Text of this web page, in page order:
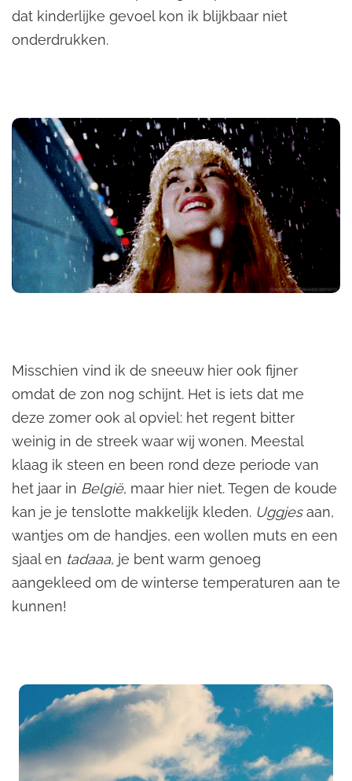
dat kinderlijke gevoel kon ik blijkbaar niet
onderdrukken.
Misschien vind ik de sneeuw hier ook fijner
omdat de zon nog schijnt. Het is iets dat me
deze zomer ook al opviel: het regent bitter
weinig in de streek waar wij wonen. Meestal
klaag ik steen en been rond deze periode van
het jaar in België, maar hier niet. Tegen de koude
kan je je tenslotte makkelijk kleden. Uggjesaan,
wantjes om de handjes, een wollen muts en een
sjaal en tadaaa, je bent warm genoeg
aangekleed om de winterse temperaturen aan te
kunnen!